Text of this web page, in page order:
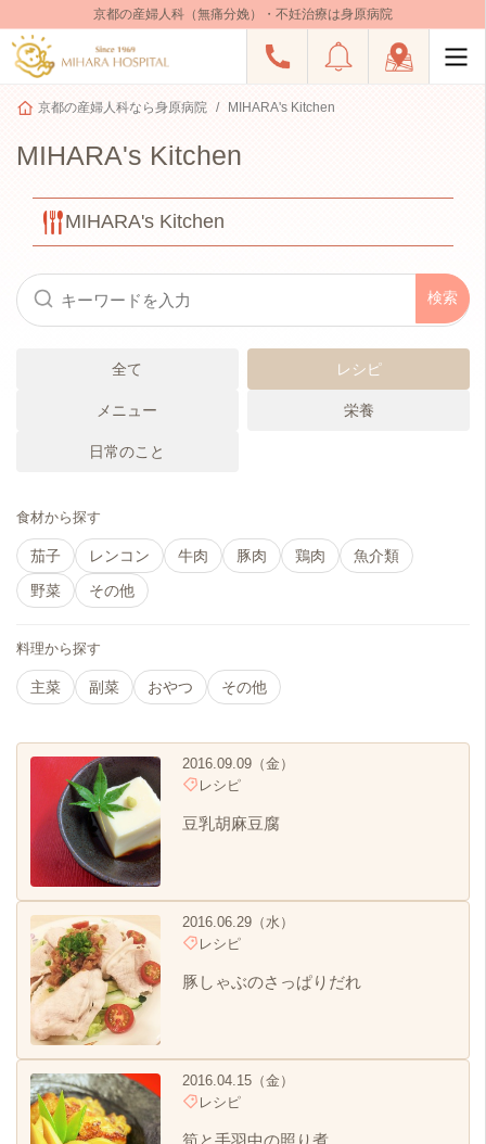
京都の産婦人科（無痛分娩）・不妊治療は身原病院
京都の産婦人科なら身原病院 MIHARA's Kitchen
MIHARA's Kitchen
MIHARA's Kitchen
全て レシピ
メニュー 栄養
日常のこと
食材から探す
茄子 レンコン 牛肉 豚肉 鶏肉
魚介類
野菜
その他
料理から探す
主菜 副菜 おやつ その他
2016.09.09（金）
レシピ
豆乳胡麻豆腐
2016.06.29（水）
レシピ
豚しゃぶのさっぱりだれ
2016.04.15（金）
レシピ
筍と手羽中の照り煮